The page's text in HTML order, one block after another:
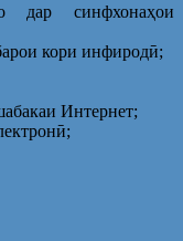
дар синфхонаҳои
кори инфиродӣ;
Интернет;